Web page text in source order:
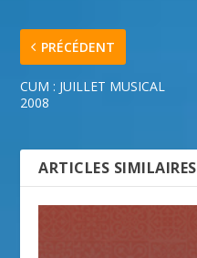
PRÉCÉDENT
CUM : JUILLET MUSICAL
2008
ARTICLES SIMILAIRES